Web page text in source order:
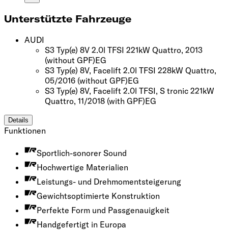
Unterstützte Fahrzeuge
AUDI
S3 Typ(e) 8V 2.0l TFSI 221kW Quattro, 2013
(without GPF)EG
S3 Typ(e) 8V, Facelift 2.0l TFSI 228kW Quattro,
05/2016 (without GPF)EG
S3 Typ(e) 8V, Facelift 2.0l TFSI, S tronic 221kW
Quattro, 11/2018 (with GPF)EG
Details
Funktionen
Sportlich-sonorer Sound
Hochwertige Materialien
Leistungs- und Drehmomentsteigerung
Gewichtsoptimierte Konstruktion
Perfekte Form und Passgenauigkeit
Handgefertigt in Europa